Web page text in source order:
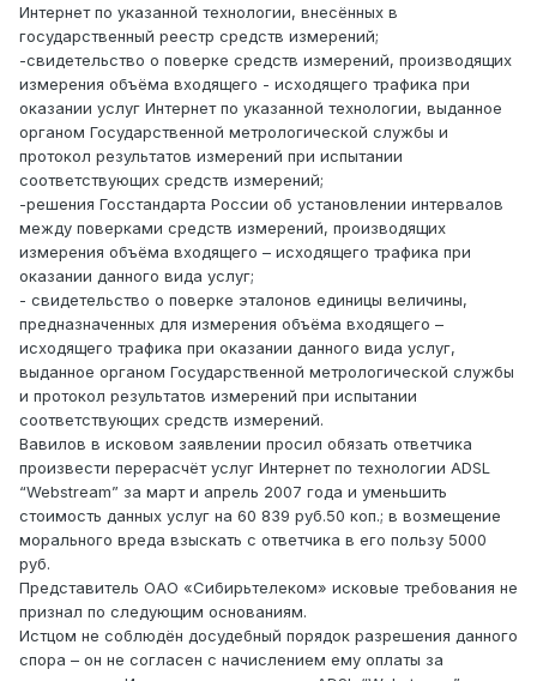
Интернет по указанной технологии, внесённых в
государственный реестр средств измерений;
-свидетельство о поверке средств измерений, производящих
измерения объёма входящего - исходящего трафика при
оказании услуг Интернет по указанной технологии, выданное
органом Государственной метрологической службы и
протокол результатов измерений при испытании
соответствующих средств измерений;
-решения Госстандарта России об установлении интервалов
между поверками средств измерений, производящих
измерения объёма входящего – исходящего трафика при
оказании данного вида услуг;
- свидетельство о поверке эталонов единицы величины,
предназначенных для измерения объёма входящего –
исходящего трафика при оказании данного вида услуг,
выданное органом Государственной метрологической службы
и протокол результатов измерений при испытании
соответствующих средств измерений.
Вавилов в исковом заявлении просил обязать ответчика
произвести перерасчёт услуг Интернет по технологии АDSL
“Webstream” за март и апрель 2007 года и уменьшить
стоимость данных услуг на 60 839 руб.50 коп.; в возмещение
морального вреда взыскать с ответчика в его пользу 5000
руб.
Представитель ОАО «Сибирьтелеком» исковые требования не
признал по следующим основаниям.
Истцом не соблюдён досудебный порядок разрешения данного
спора – он не согласен с начислением ему оплаты за